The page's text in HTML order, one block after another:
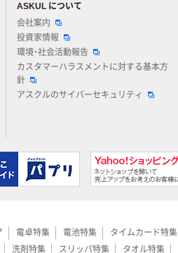
ASKUL について
会社案内
投資家情報
環境・社会活動報告
カスタマーハラスメントに対する基本方
針
アスクルのサイバーセキュリティ
電卓特集 電池特集 タイムカード特集
洗剤特集 スリッパ特集 タオル特集